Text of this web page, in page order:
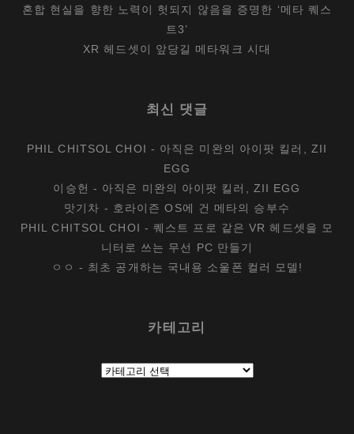
혼합 현실을 향한 노력이 헛되지 않음을 증명한 ‘메타 퀘스
트3’
XR 헤드셋이 앞당길 메타워크 시대
최신 댓글
PHIL CHITSOL CHOI - 아직은 미완의 아이팟 킬러, ZII
EGG
이승헌 - 아직은 미완의 아이팟 킬러, ZII EGG
맛기차 - 호라이즌 OS에 건 메타의 승부수
PHIL CHITSOL CHOI -퀘스트 프로 같은 VR 헤드셋을 모
니터로 쓰는 무선 PC 만들기
ㅇㅇ - 최초 공개하는 국내용 소울폰 컬러 모델!
카테고리
테